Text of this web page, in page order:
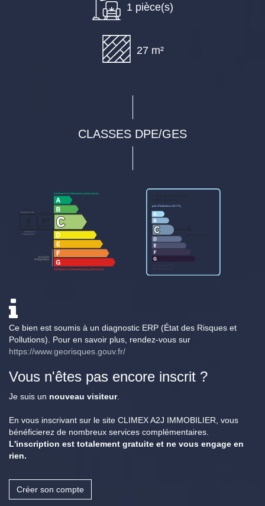
1 pièce(s)
27 m²
CLASSES DPE/GES
Ce bien est soumis à un diagnostic ERP (État des Risques et
Pollutions). Pour en savoir plus, rendez-vous sur
https://www.georisques.gouv.fr/
Vous n'êtes pas encore inscrit ?
Je suis un nouveau visiteur.
En vous inscrivant sur le site CLIMEX A2J IMMOBILIER, vous
bénéficierez de nombreux services complémentaires.
L'inscription est totalement gratuite et ne vous engage en
rien.
Créer son compte